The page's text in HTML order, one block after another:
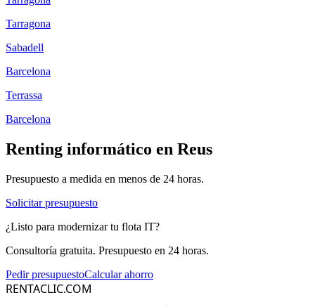
Tarragona
Sabadell
Barcelona
Terrassa
Barcelona
Renting informático en Reus
Presupuesto a medida en menos de 24 horas.
Solicitar presupuesto
¿Listo para modernizar tu flota IT?
Consultoría gratuita. Presupuesto en 24 horas.
Pedir presupuestoCalcular ahorro
RENTACLIC.COM